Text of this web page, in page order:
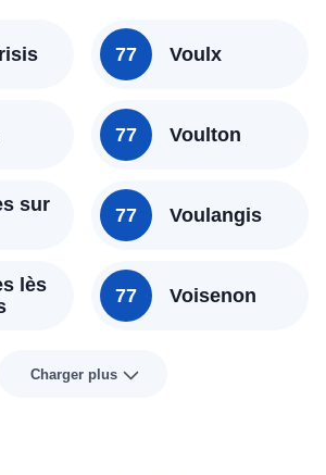
sur
lès
77 Voulx
77 Voulton
77 Voulangis
77 Voisenon
Charger plus